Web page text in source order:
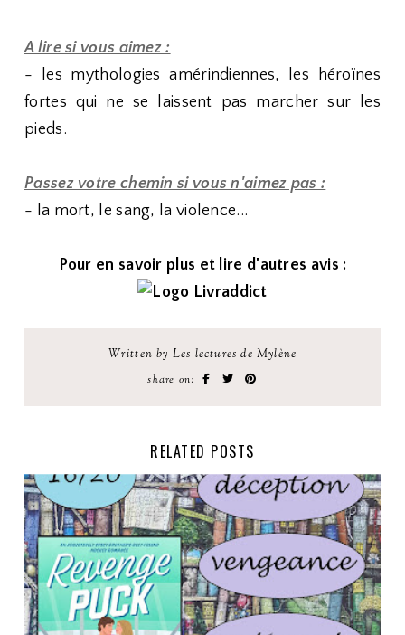
A lire si vous aimez :
- les mythologies amérindiennes, les héroïnes
fortes qui ne se laissent pas marcher sur les
pieds.
Passez votre chemin si vous n'aimez pas :
- la mort, le sang, la violence...
Pour en savoir plus et lire d'autres avis :
Written by Les lectures de Mylène
share on:
RELATED POSTS